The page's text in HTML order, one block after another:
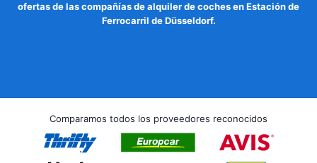
ofertas de las compañías de alquiler de coches en Estación de
Ferrocarril de Düsseldorf.
Comparamos todos los proveedores reconocidos